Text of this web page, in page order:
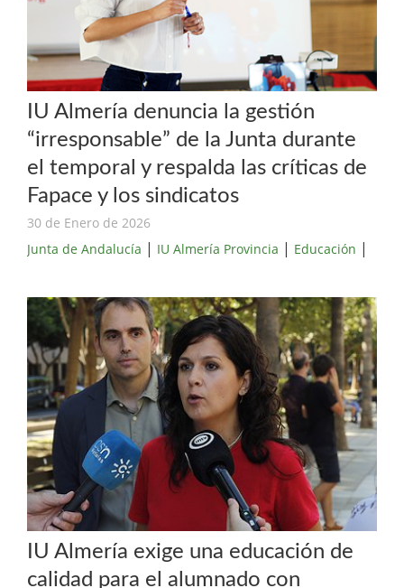
IU Almería denuncia la gestión
“irresponsable” de la Junta durante
el temporal y respalda las críticas de
Fapace y los sindicatos
30 de Enero de 2026
Junta de Andalucía | IU Almería Provincia | Educación |
IU Almería exige una educación de
calidad para el alumnado con